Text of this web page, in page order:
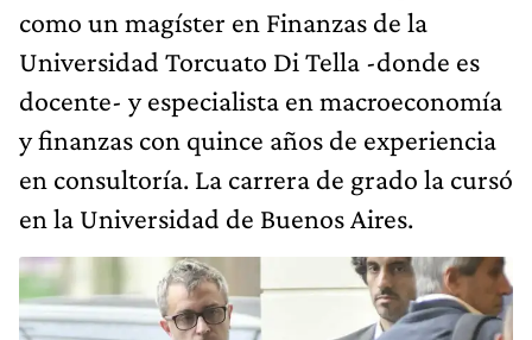
como un magíster en Finanzas de la
Universidad Torcuato Di Tella -donde es
docente- y especialista en macroeconomía
y finanzas con quince años de experiencia
en consultoría. La carrera de grado la cursó
en la Universidad de Buenos Aires.